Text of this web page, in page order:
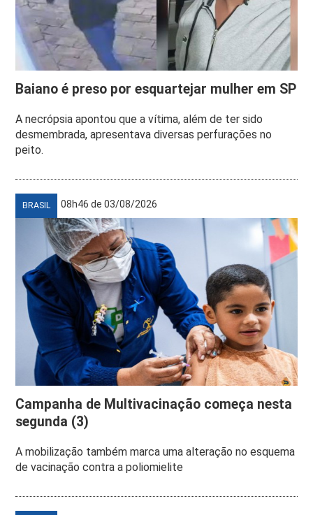
Baiano é preso por esquartejar mulher em SP
A necrópsia apontou que a vítima, além de ter sido
desmembrada, apresentava diversas perfurações no
peito.
BRASIL 08h46 de 03/08/2026
Campanha de Multivacinação começa nesta
segunda (3)
A mobilização também marca uma alteração no esquema
de vacinação contra a poliomielite